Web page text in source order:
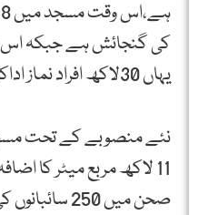
کی گنجائش ہے جبکہ
یہاں 30لاکھ افراد نماز اداکرسکیں گے۔
نئے منصوبے کے تحت
11 لاکھ مربع میٹر کا
صحن میں 250